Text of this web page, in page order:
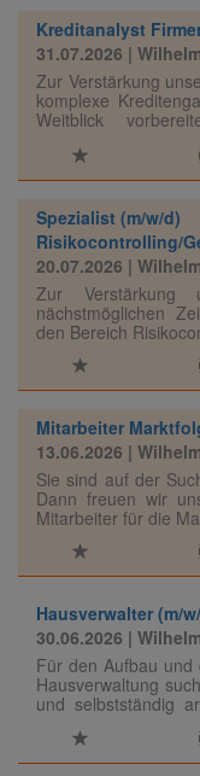
Kreditanalyst
31.07.2026 |
Zur Verstärkung
komplexe
Weitblick
entwickelt.
Spezialist (m/w/d)
Risikocontrolling/
20.07.2026 |
Zur Verstärkung
nächstmöglichen
den Bereich
Mitarbeiter
13.06.2026 |
Sie sind auf der
Dann freuen wir
Mitarbeiter für die
Hausverwalter (m/
30.06.2026 |
Für den Aufbau
Hausverwaltung
und selbstständig
Voll- oder Teilzeit.